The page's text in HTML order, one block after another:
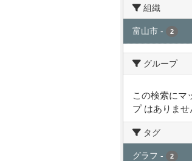
組織
富山市 - 2
グループ
この検索にマ
プ はありませ
タグ
グラフ - 2